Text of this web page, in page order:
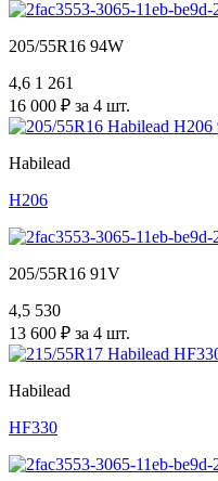
205/55R16 94W
4,6 1 261
16 000 ₽ за 4 шт.
Habilead
H206
205/55R16 91V
4,5 530
13 600 ₽ за 4 шт.
Habilead
HF330